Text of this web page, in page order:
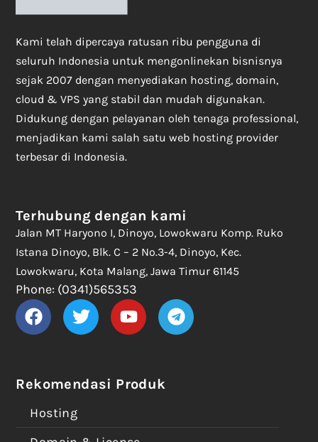
Kami telah dipercaya ratusan ribu pengguna di
seluruh Indonesia untuk mengonlinekan bisnisnya
sejak 2007 dengan menyediakan hosting, domain,
cloud & VPS yang stabil dan mudah digunakan.
Didukung dengan pelayanan oleh tenaga professional,
menjadikan kami salah satu web hosting provider
terbesar di Indonesia.
Rekomendasi Produk
Hosting
Terhubung dengan kami
Jalan MT Haryono I, Dinoyo, Lowokwaru Komp. Ruko
Istana Dinoyo, Blk. C – 2 No.3-4, Dinoyo, Kec.
Lowokwaru, Kota Malang, Jawa Timur 61145
Phone: (0341)565353